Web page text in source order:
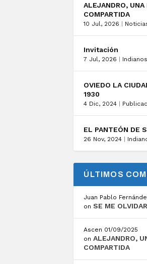
ALEJANDRO, UNA
COMPARTIDA
10 Jul, 2026
Invitación
7 Jul, 2026 Indianos
OVIEDO LA
1930
4 Dic, 2024
EL PANTEÓN DE
26 Nov, 2024
ÚLTIMOS
Juan Pablo
onSE ME
Ascen 01/09/2025
onALEJANDRO,
COMPARTIDA